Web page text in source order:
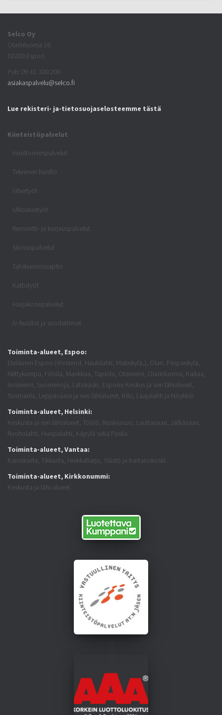
Selco Oy
Olarinluoma 16
02200 Espoo
Puh: 09 41 300 200
asiakaspalvelu@selco.fi
Lue rekisteri- ja-tietosuojaselosteemme tästä
Kiinteistöpalvelut
Huoltomiespalvelut
Tekninen huolto
Vihertyöt
Ulkoaluetyöt
Remontti- ja korjauspalvelut
Siivouspalvelut
Talvikunnossapito
Kattotyöt
Harjakonepalvelut
IV-huollot ja suodattimet
Toiminta-alueet, Espoo:
Eteläinen Espoo (Westend, Haukilahti, Matinkylä,), Olari, Piispankylä,
Niittykumpu, Friisilä, Mankkaa, Tapiola, Otaniemi, Olarinluoma, Kaitaa,
Iivisniemi, Suomenoja, Latokaski, Espoon Keskus ja sen lähialueet,
Tuomarila, Leppävaara ja sen lähialueet, Kilo, Laajalahti ja Nöykkiö.
Toiminta-alueet, Helsinki:
Keskusta ja sen lähialueet, Töölö, Ruskeasuo, Lauttasaari, Jätkäsaari,
Ruoholahti, Huopalahti, Käpylä sekä Pasila.
Toiminta-alueet, Vantaa:
Kaivoksela, Tikkurila, Hiekkaharju, Ylästö ja Kartanokoski.
Toiminta-alueet, Kirkkonummi:
Keskusta ja lähi-alueet.